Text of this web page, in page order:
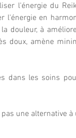
l'énergie du
l'énergie en
douleur, à
doux, amène
dans les soins
une alternative